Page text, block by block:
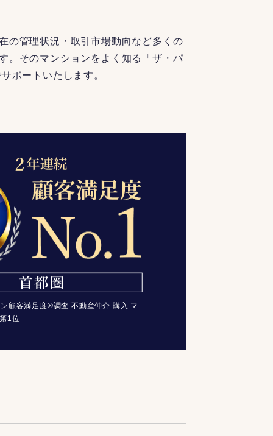
の管理状況・取引市場動向など多くの
。そのマンションをよく知る「ザ・パ
ポートいたします。
顧客満足度®調査 不動産仲介 購入 マ
1位